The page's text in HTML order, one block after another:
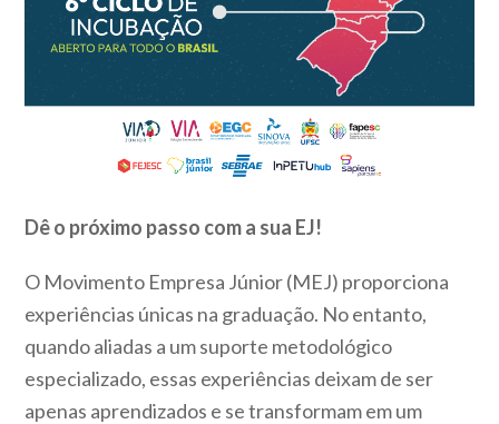
Dê o próximo passo com a sua EJ!
O Movimento Empresa Júnior (MEJ) proporciona
experiências únicas na graduação. No entanto,
quando aliadas a um suporte metodológico
especializado, essas experiências deixam de ser
apenas aprendizados e se transformam em um